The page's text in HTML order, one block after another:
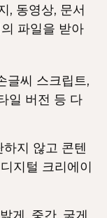
, 동영상, 문서
파일을 받아
글씨 스크립트,
일 버전 등 다
지 않고 콘텐
지털 크리에이